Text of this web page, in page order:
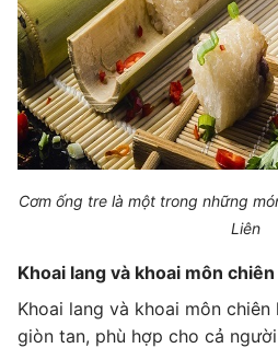
Cơm ống tre là một trong những
Liên
Khoai lang và khoai môn chiên
Khoai lang và khoai môn
giòn tan, phù hợp cho cả